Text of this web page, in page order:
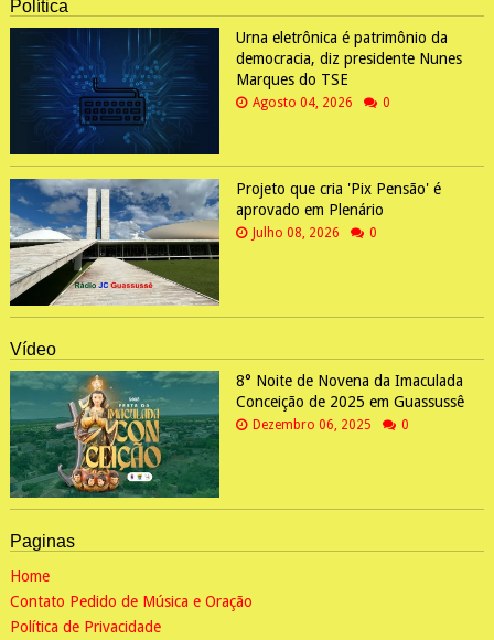
Política
Urna eletrônica é patrimônio da
democracia, diz presidente Nunes
Marques do TSE
Agosto 04, 2026 0
Projeto que cria 'Pix Pensão' é
aprovado em Plenário
Julho 08, 2026 0
Vídeo
8° Noite de Novena da Imaculada
Conceição de 2025 em Guassussê
Dezembro 06, 2025 0
Paginas
Home
Contato Pedido de Música e Oração
Política de Privacidade